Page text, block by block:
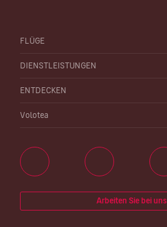
FLÜGE
DIENSTLEISTUNGEN
ENTDECKEN
Volotea
Arbeiten Sie bei uns